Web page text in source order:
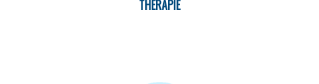
THERAPIE